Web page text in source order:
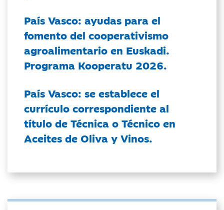
País Vasco: ayudas para el
fomento del cooperativismo
agroalimentario en Euskadi.
Programa Kooperatu 2026.
País Vasco: se establece el
currículo correspondiente al
título de Técnica o Técnico en
Aceites de Oliva y Vinos.